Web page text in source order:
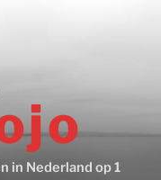
in Nederland op 1